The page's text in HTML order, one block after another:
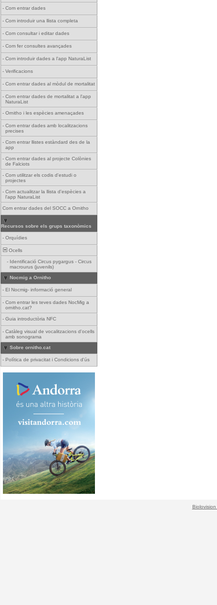
- Com entrar dades
- Com introduir una llista completa
- Com consultar i editar dades
- Com fer consultes avançades
- Com introduir dades a l'app NaturaList
- Verificacions
- Com entrar dades al mòdul de mortalitat
- Com entrar dades de mortalitat a l'app
NaturaList
- Ornitho i les espècies amenaçades
- Com entrar dades amb localitzacions
precises
- Com entrar llistes estàndard des de la
app
- Com entrar dades al projecte Colònies
de Falciots
- Com utilitzar els codis d'estudi o
projectes
- Com actualitzar la llista d'espècies a
l'app NaturaList
Com entrar dades del SOCC a Ornitho
Recursos sobre els grups taxonòmics
- Orquídies
Ocells
- Identificació Circus pygargus - Circus
macrourus (juvenils)
Nocmig a Ornitho
- El Nocmig- informació general
- Com entrar les teves dades NocMig a
ornitho.cat?
- Guia introductòria NFC
- Catàleg visual de vocalitzacions d'ocells
amb sonograma
Sobre ornitho.cat
- Política de privacitat i Condicions d'ús
Biolovision